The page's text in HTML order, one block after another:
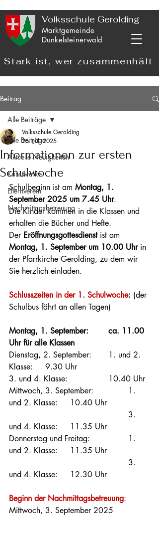
Volksschule Gerolding
Marktgemeinde
Dunkelsteinerwald
Stark ist, wer zusammenhält
Beitrag
Alle Beiträge
Aktuelle Neuigkeiten
Kunstwerke
Elternverein
Nachmittagsbetreuung
Alle Beiträge
Informationen zur ersten
Schulwoche
Volksschule Gerolding
26. Juli 2025
Schulbeginn ist am Montag, 1.
September 2025 um 7.45 Uhr.
Die Kinder kommen in die Klassen und
erhalten die Bücher und Hefte.
Der Eröffnungsgottesdienst ist am
Montag, 1. September um 10.00 Uhr in
der Pfarrkirche Gerolding, zu dem wir
Sie herzlich einladen.
Schlusszeiten in der 1. Schulwoche: (der
Schulbus fährt an allen Tagen)
Montag, 1. September:       	ca. 11.00
Uhr für alle Klassen
Dienstag, 2. September:      	1. und 2.
Klasse:     9.30 Uhr
3. und 4. Klasse:     		10.40 Uhr
Mittwoch, 3. September:       	1.
und 2. Klasse:     10.40 Uhr
und 4. Klasse:     11.35 Uhr
Donnerstag und Freitag:       	1.
und 2. Klasse:     11.35 Uhr
und 4. Klasse:     12.30 Uhr
Beginn der Nachmittagsbetreuung:
Mittwoch, 3. September 2025